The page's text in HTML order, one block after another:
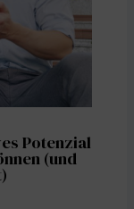
Potenzial
(und